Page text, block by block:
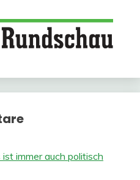
immer auch politisch